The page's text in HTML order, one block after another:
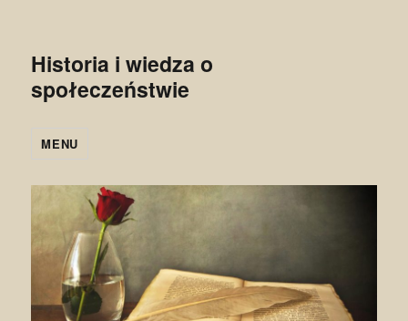
Historia i wiedza o
społeczeństwie
MENU